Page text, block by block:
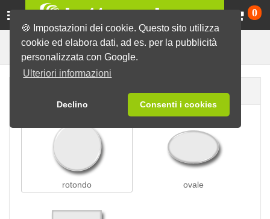
🍪 Impostazioni dei cookie. Questo sito utilizza
cookie ed elabora dati, ad es. per la pubblicità
personalizzata con Google.
Ulteriori informazioni
Declino Consenti i cookies
0
Spille Coccarde con spilla
rotondo ovale